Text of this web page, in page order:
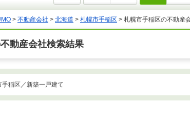
> 不動産会社 > 北海道 > 札幌市手稲区 > 札幌市手稲区の不動産
動産会社検索結果
手稲区／新築一戸建て